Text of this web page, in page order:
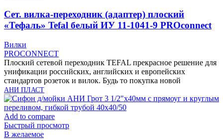
Cет. вилка-переходник (адаптер) плоский
«Тефаль» Tefal белый ИУ 11-1041-9 PROconnect
Вилки
PROCONNECT
Плоский сетевой переходник TEFAL прекрасное решение для
унификации российских, английских и европейских
стандартов розеток и вилок. Будь то покупка новой
АНИ ПЛАСТ
Add to compare
Быстрый просмотр
В желаемое